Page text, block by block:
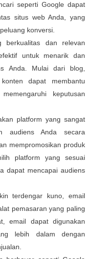
seperti Google dapat
situs web Anda, yang
konversi.
berkualitas dan relevan
untuk menarik dan
Anda. Mulai dari blog,
dapat membantu
keputusan
platform yang sangat
audiens Anda secara
mempromosikan produk
platform yang sesuai
dapat mencapai audiens
terdengar kuno, email
pemasaran yang paling
email dapat digunakan
lebih dalam dengan